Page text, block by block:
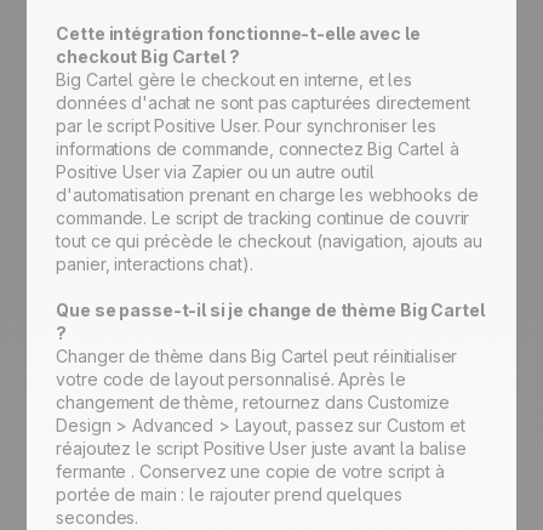
Cette intégration fonctionne-t-elle avec le
checkout Big Cartel ?
Big Cartel gère le checkout en interne, et les
données d'achat ne sont pas capturées directement
par le script Positive User. Pour synchroniser les
informations de commande, connectez Big Cartel à
Positive User via Zapier ou un autre outil
d'automatisation prenant en charge les webhooks de
commande. Le script de tracking continue de couvrir
tout ce qui précède le checkout (navigation, ajouts au
panier, interactions chat).
Que se passe-t-il si je change de thème Big Cartel
?
Changer de thème dans Big Cartel peut réinitialiser
votre code de layout personnalisé. Après le
changement de thème, retournez dans Customize
Design > Advanced > Layout, passez sur Custom et
réajoutez le script Positive User juste avant la balise
fermante . Conservez une copie de votre script à
portée de main : le rajouter prend quelques
secondes.